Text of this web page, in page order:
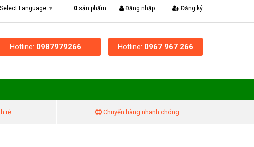
Select Language ▼ 0 sản phẩm Đăng nhập Đăng ký
Hotline: 0987979266 Hotline: 0967 967 266
rẻ Chuyển hàng nhanh chóng